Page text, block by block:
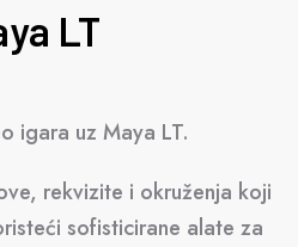
LT
igara uz Maya LT.
rekvizite i okruženja koji
sofisticirane alate za